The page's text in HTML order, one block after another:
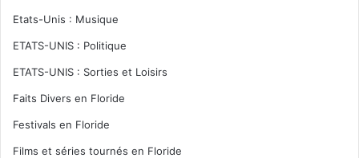
Etats-Unis : Musique
ETATS-UNIS : Politique
ETATS-UNIS : Sorties et Loisirs
Faits Divers en Floride
Festivals en Floride
Films et séries tournés en Floride